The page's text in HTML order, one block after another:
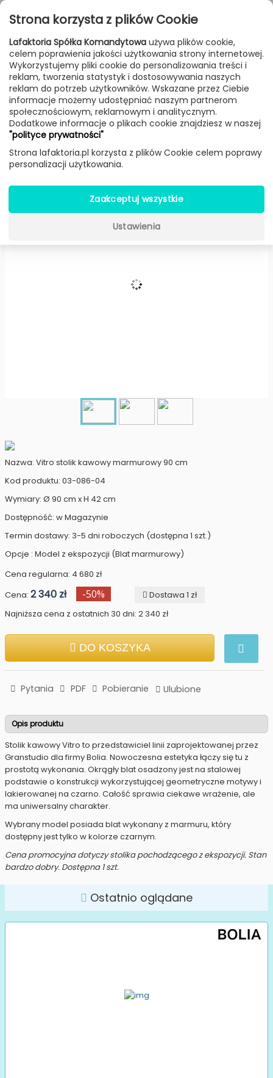
Przejdź do treści
FILTROWANIE & SORTOWANIE
Meble Producenci Bolia Produkt
Vitro stolik kawowy marmurowy
90 cm -Bolia
-50%
Nazwa: Vitro stolik kawowy marmurowy 90 cm
Kod produktu: 03-086-04
Wymiary: Ø 90 cm x H 42 cm
Dostępność: w Magazynie
Termin dostawy: 3-5 dni roboczych (dostępna 1 szt.)
Opcje : Model z ekspozycji (Blat marmurowy)
Cena regularna: 4 680 zł
Cena: 2 340 zł -50%
Dostawa 1 zł
Najniższa cena z ostatnich 30 dni: 2 340 zł
DO KOSZYKA
Pytania PDF Pobieranie Ulubione
Opis produktu
Stolik kawowy Vitro to przedstawiciel linii zaprojektowanej przez
Granstudio dla firmy Bolia. Nowoczesna estetyka łączy się tu z
prostotą wykonania. Okrągły blat osadzony jest na stalowej
podstawie o konstrukcji wykorzystującej geometryczne motywy i
lakierowanej na czarno. Całość sprawia ciekawe wrażenie, ale
ma uniwersalny charakter.
Wybrany model posiada blat wykonany z marmuru, który
dostępny jest tylko w kolorze czarnym.
Cena promocyjna dotyczy stolika pochodzącego z ekspozycji. Stan
bardzo dobry. Dostępna 1 szt.
Ostatnio oglądane
Strona korzysta z plików Cookie
Lafaktoria Spółka Komandytowa używa plików cookie,
celem poprawienia jakości użytkowania strony internetowej.
Wykorzystujemy pliki cookie do personalizowania treści i
reklam, tworzenia statystyk i dostosowywania naszych
reklam do potrzeb użytkowników. Wskazane przez Ciebie
informacje możemy udostępniać naszym partnerom
społecznościowym, reklamowym i analitycznym.
Dodatkowe informacje o plikach cookie znajdziesz w naszej
"polityce prywatności"
Strona lafaktoria.pl korzysta z plików Cookie celem poprawy
personalizacji użytkowania.
Zaakceptuj wszystkie
Ustawienia